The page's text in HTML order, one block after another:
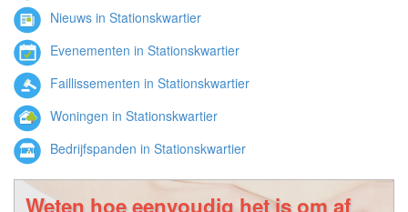
Nieuws in Stationskwartier
Evenementen in Stationskwartier
Faillissementen in Stationskwartier
Woningen in Stationskwartier
Bedrijfspanden in Stationskwartier
Weten hoe eenvoudig het is om af